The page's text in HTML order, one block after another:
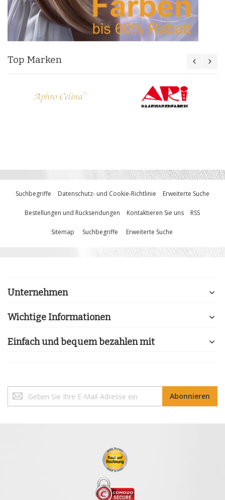
Top Marken
Suchbegriffe Datenschutz- und Cookie-Richtlinie Erweiterte Suche
Bestellungen und Rücksendungen Kontaktieren Sie uns RSS
Sitemap Suchbegriffe Erweiterte Suche
Unternehmen
Wichtige Informationen
Einfach und bequem bezahlen mit
Sie
sich
Abonnieren